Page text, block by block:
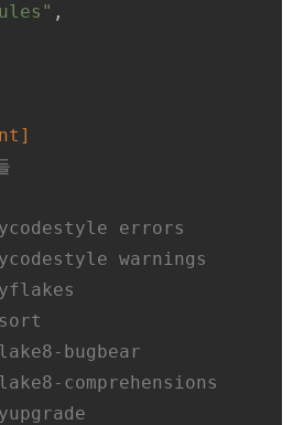
,
errors
warnings
bugbear
comprehensions